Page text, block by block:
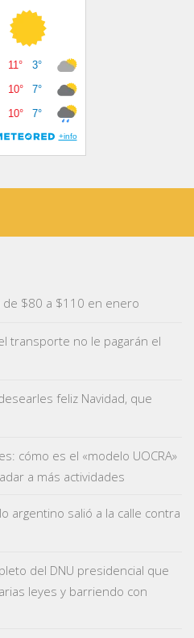
$80 a $110 en enero
transporte no le pagarán el
feliz Navidad, que
cómo es el «modelo UOCRA»
a más actividades
argentino salió a la calle contra
del DNU presidencial que
leyes y barriendo con